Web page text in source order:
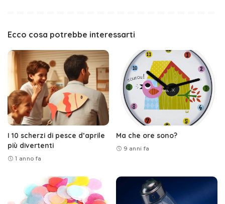
Ecco cosa potrebbe interessarti
I 10 scherzi di pesce d’aprile
più divertenti
1 anno fa
Ma che ore sono?
9 anni fa